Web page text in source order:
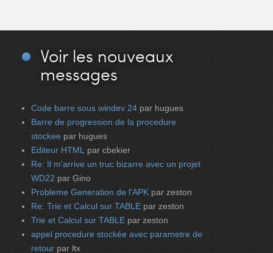
Voir les nouveaux
messages
Code barre sous windev 24 par hugues
Barre de progression de la procedure
stockee par hugues
Editeur HTML par cbekier
Re: Il m'arrive un truc bizarre avec un projet
WD22 par Gino
Probleme Generation de l'APK par zeston
Re: Trie et Calcul sur TABLE par zeston
Trie et Calcul sur TABLE par zeston
appel procedure stockée avec parametre de
retour par ltx